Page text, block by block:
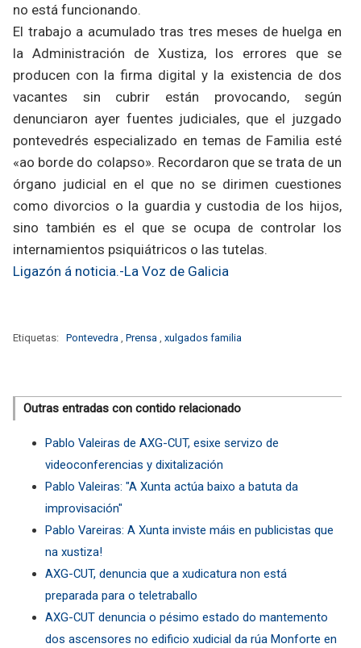
no está funcionando.
El trabajo a acumulado tras tres meses de huelga en
la Administración de Xustiza, los errores que se
producen con la firma digital y la existencia de dos
vacantes sin cubrir están provocando, según
denunciaron ayer fuentes judiciales, que el juzgado
pontevedrés especializado en temas de Familia esté
«ao borde do colapso». Recordaron que se trata de un
órgano judicial en el que no se dirimen cuestiones
como divorcios o la guardia y custodia de los hijos,
sino también es el que se ocupa de controlar los
internamientos psiquiátricos o las tutelas.
Ligazón á noticia.-La Voz de Galicia
Etiquetas: Pontevedra Prensa xulgados familia
Outras entradas con contido relacionado
Pablo Valeiras de AXG-CUT, esixe servizo de
videoconferencias y dixitalización
Pablo Valeiras: "A Xunta actúa baixo a batuta da
improvisación"
Pablo Vareiras: A Xunta inviste máis en publicistas que
na xustiza!
AXG-CUT, denuncia que a xudicatura non está
preparada para o teletraballo
AXG-CUT denuncia o pésimo estado do mantemento
dos ascensores no edificio xudicial da rúa Monforte en